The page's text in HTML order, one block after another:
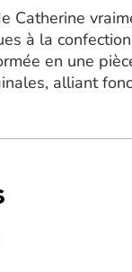
Catherine
à la
en une
alliant